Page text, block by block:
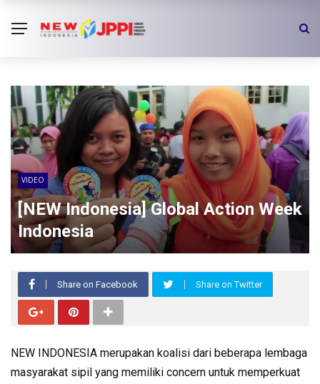
VIDEO
[NEW Indonesia] Global Action Week
Indonesia
Share on Facebook Share on Twitter
NEW INDONESIA merupakan koalisi dari beberapa lembaga
masyarakat sipil yang memiliki concern untuk memperkuat